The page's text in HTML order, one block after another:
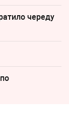
череду